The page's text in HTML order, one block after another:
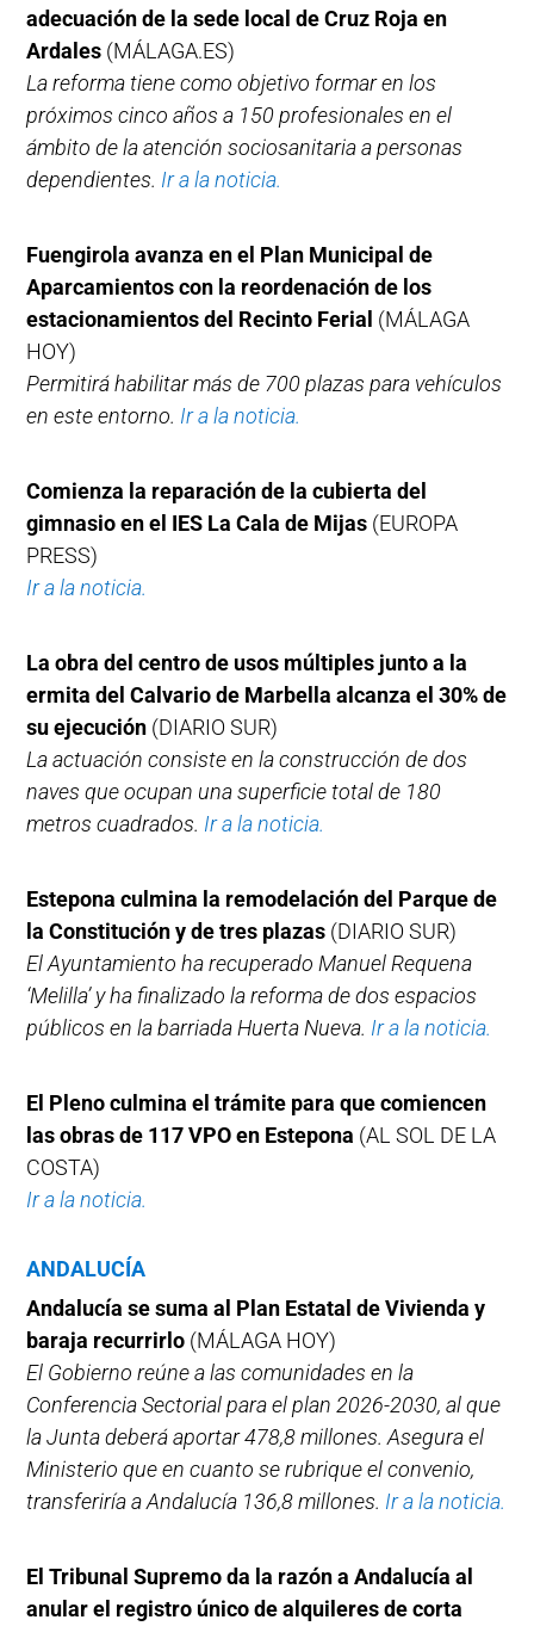
adecuación de la sede local de Cruz Roja en
Ardales (MÁLAGA.ES)
La reforma tiene como objetivo formar en los
próximos cinco años a 150 profesionales en el
ámbito de la atención sociosanitaria a personas
dependientes. Ir a la noticia.
Fuengirola avanza en el Plan Municipal de
Aparcamientos con la reordenación de los
estacionamientos del Recinto Ferial (MÁLAGA
HOY)
Permitirá habilitar más de 700 plazas para vehículos
en este entorno. Ir a la noticia.
Comienza la reparación de la cubierta del
gimnasio en el IES La Cala de Mijas (EUROPA
PRESS)
Ir a la noticia.
La obra del centro de usos múltiples junto a la
ermita del Calvario de Marbella alcanza el 30% de
su ejecución (DIARIO SUR)
La actuación consiste en la construcción de dos
naves que ocupan una superficie total de 180
metros cuadrados. Ir a la noticia.
Estepona culmina la remodelación del Parque de
la Constitución y de tres plazas (DIARIO SUR)
El Ayuntamiento ha recuperado Manuel Requena
‘Melilla’ y ha finalizado la reforma de dos espacios
públicos en la barriada Huerta Nueva. Ir a la noticia.
El Pleno culmina el trámite para que comiencen
las obras de 117 VPO en Estepona (AL SOL DE LA
COSTA)
Ir a la noticia.
ANDALUCÍA
Andalucía se suma al Plan Estatal de Vivienda y
baraja recurrirlo (MÁLAGA HOY)
El Gobierno reúne a las comunidades en la
Conferencia Sectorial para el plan 2026-2030, al que
la Junta deberá aportar 478,8 millones. Asegura el
Ministerio que en cuanto se rubrique el convenio,
transferiría a Andalucía 136,8 millones. Ir a la noticia.
El Tribunal Supremo da la razón a Andalucía al
anular el registro único de alquileres de corta